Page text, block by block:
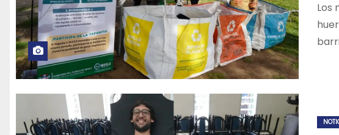
Los